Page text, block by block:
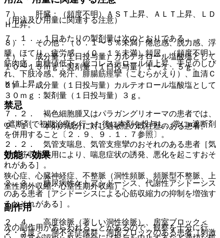
７）． 肝臓：（頻度不明）ＡＳＴ上昇、ＡＬＴ上昇、ＬＤ
Ｈ上昇。
８）． その他：（０．１〜５％未満）倦怠感、脱力感、浮
腫、ほてり、疲労感、（０．１％未満）頻尿、（頻度不明）
筋肉痛、血糖値低下、総コレステロール値上昇、手足のしび
れ、下肢冷感、発汗、腓腸筋痙攣（こむらがえり）、血清Ｃ
Ｋ値上昇。
禁忌
２．１． 本剤の成分に対し過敏症の既往歴のある患者。
２．２． 気管支喘息、気管支痙攣のおそれのある患者［気
管支筋収縮作用により、喘息症状の誘発、悪化を起こすおそ
れがある］。
２．３． 糖尿病性ケトアシドーシス、代謝性アシドーシス
のある患者［アシドーシスによる心筋収縮力の抑制を増強す
るおそれがある］。
２．４． 高度徐脈（著しい洞性徐脈）、房室ブロック＜
２・３度＞、洞不全症候群、洞房ブロックのある患者［刺激
（用法及び用量に関連する注意）
７．１． １日あたりの製剤量は次のとおりである。
１）． 成分量（１日投与量）カルテオロール塩酸塩として
１０〜１５ｍｇ：製剤量（１日投与量）１〜１．５ｇ。
２）． 成分量（１日投与量）カルテオロール塩酸塩として
３０ｍｇ：製剤量（１日投与量）３ｇ。
７．２． 褐色細胞腫又はパラガングリオーマの患者では、
α遮断剤で初期治療を行った後に本剤を投与し、常にα遮断剤
を併用すること〔２．９、９．１．７参照〕。
効能・効果
狭心症、心臓神経症、不整脈（洞性頻脈、頻脈型不整脈、上
室性期外収縮、心室性期外収縮）。
副作用
次の副作用があらわれることがあるので、観察を十分に行